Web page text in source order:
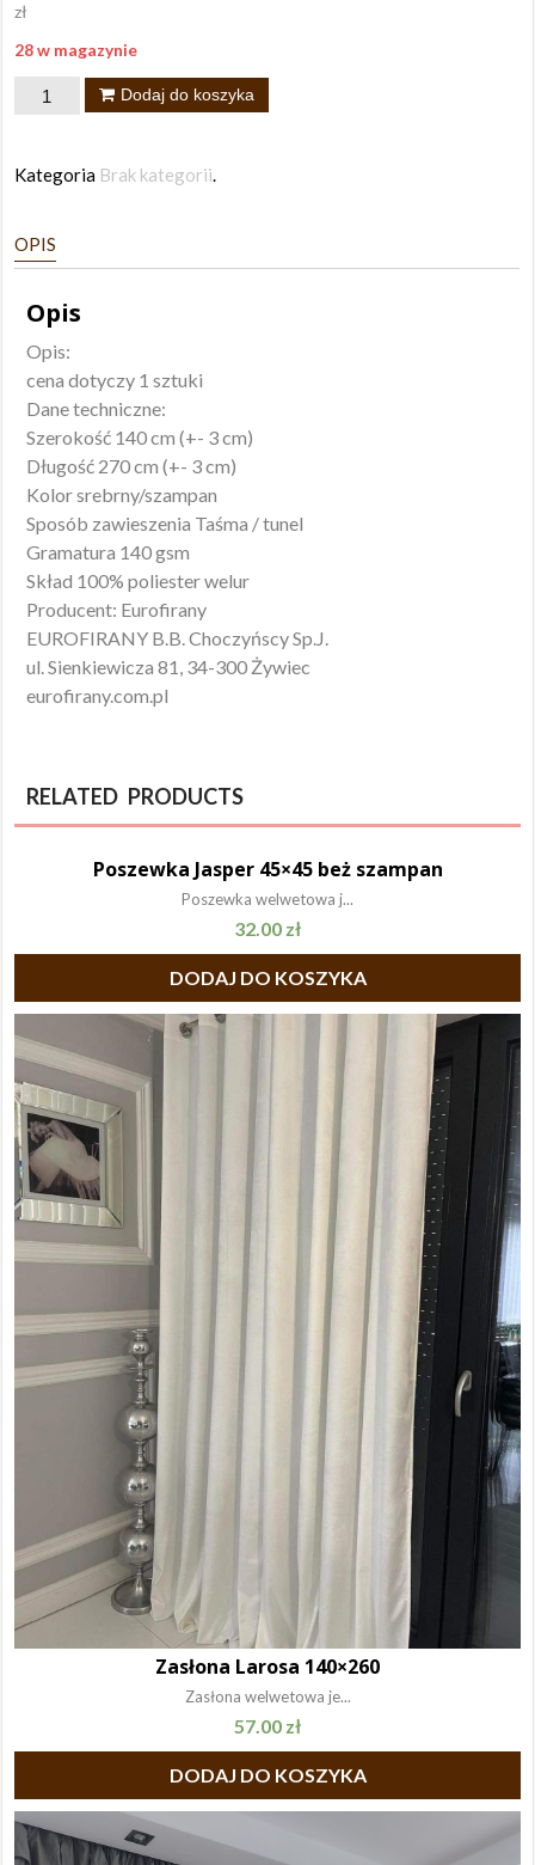
zł
28 w magazynie
ilość
140x270
Dodaj do koszyka
Kategoria Brak kategorii.
OPIS
Opis
Opis:
cena dotyczy 1 sztuki
Dane techniczne:
Szerokość 140 cm (+- 3 cm)
Długość 270 cm (+- 3 cm)
Kolor srebrny/szampan
Sposób zawieszenia Taśma / tunel
Gramatura 140 gsm
Skład 100% poliester welur
Producent: Eurofirany
EUROFIRANY B.B. Choczyńscy Sp.J.
ul. Sienkiewicza 81, 34-300 Żywiec
eurofirany.com.pl
RELATED PRODUCTS
Poszewka Jasper 45×45 beż szampan
Poszewka welwetowa j...
32.00 zł
DODAJ DO KOSZYKA
Zasłona Larosa 140×260
Zasłona welwetowa je...
57.00 zł
DODAJ DO KOSZYKA